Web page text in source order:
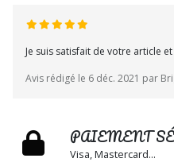
Je suis satisfait de votre article
Avis rédigé le 6 déc. 2021 par
PAIEMENT
Visa, Mastercard...